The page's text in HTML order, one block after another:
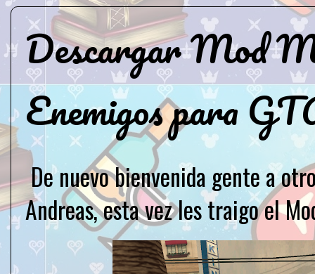
Descargar Mod
Enemigos para
De nuevo bienvenida gente a
Andreas, esta vez les traigo el